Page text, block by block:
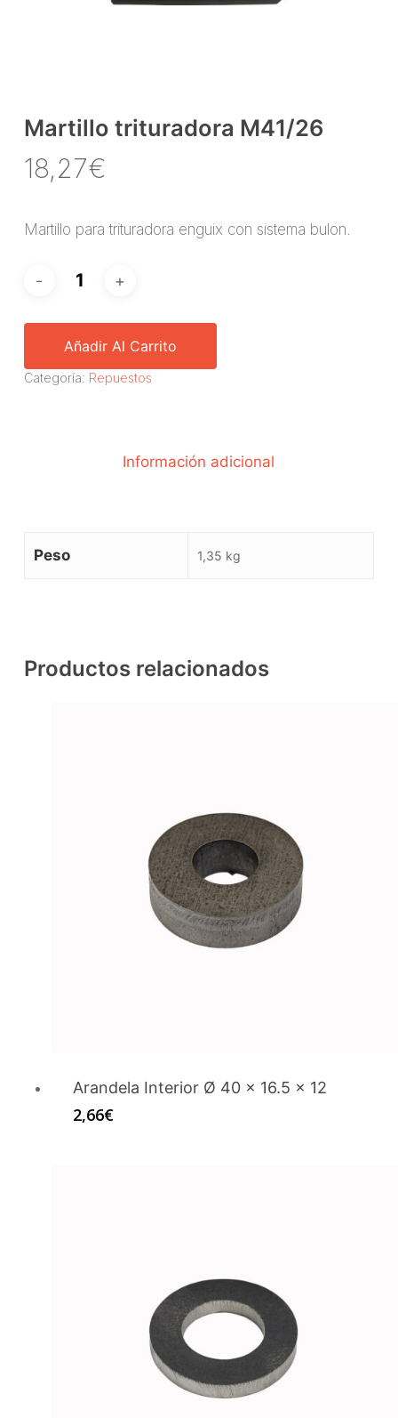
Martillo trituradora M41/26
18,27€
Martillo para trituradora enguix con sistema bulon.
Añadir Al Carrito
Categoría: Repuestos
Información adicional
Peso 1,35 kg
Productos relacionados
Arandela Interior Ø 40 x 16.5 x 12
2,66€